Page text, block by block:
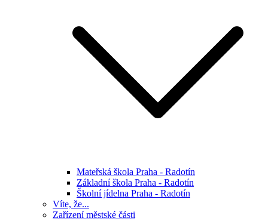
Mateřská škola Praha - Radotín
Základní škola Praha - Radotín
Školní jídelna Praha - Radotín
Víte, že...
Zařízení městské části